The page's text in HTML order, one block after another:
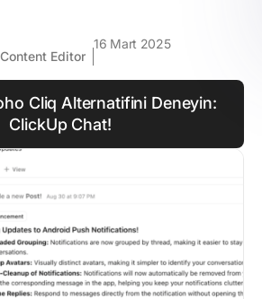
Editor
16 Mart 2025
Cliq Alternatifini Deneyin:
ClickUp Chat!